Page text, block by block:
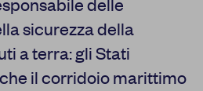
sicurezza della
a terra: gli Stati
il corridoio marittimo